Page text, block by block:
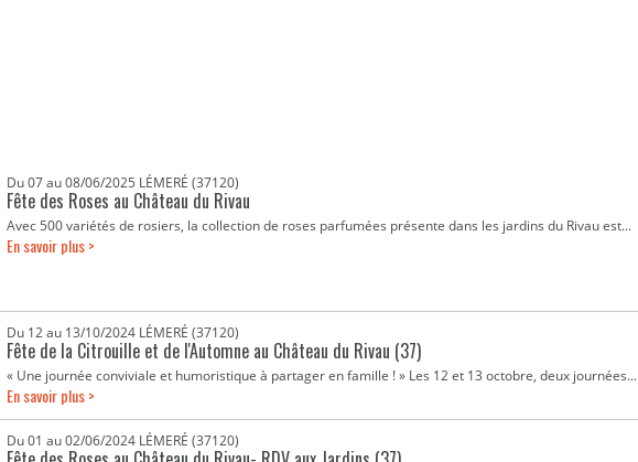
Du 07 au 08/06/2025 LÉMERÉ (37120)
Fête des Roses au Château du Rivau
Avec 500 variétés de rosiers, la collection de roses parfumées présente dans les jardins du Rivau est...
En savoir plus >
Du 12 au 13/10/2024 LÉMERÉ (37120)
Fête de la Citrouille et de l'Automne au Château du Rivau (37)
« Une journée conviviale et humoristique à partager en famille ! » Les 12 et 13 octobre, deux journées...
En savoir plus >
Du 01 au 02/06/2024 LÉMERÉ (37120)